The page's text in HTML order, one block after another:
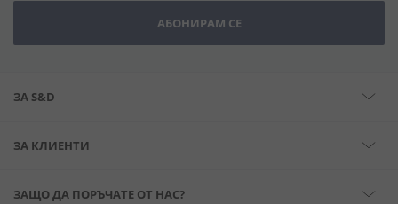
АБОНИРАМ СЕ
ЗА S&D
ЗА КЛИЕНТИ
ЗАЩО ДА ПОРЪЧАТЕ ОТ НАС?